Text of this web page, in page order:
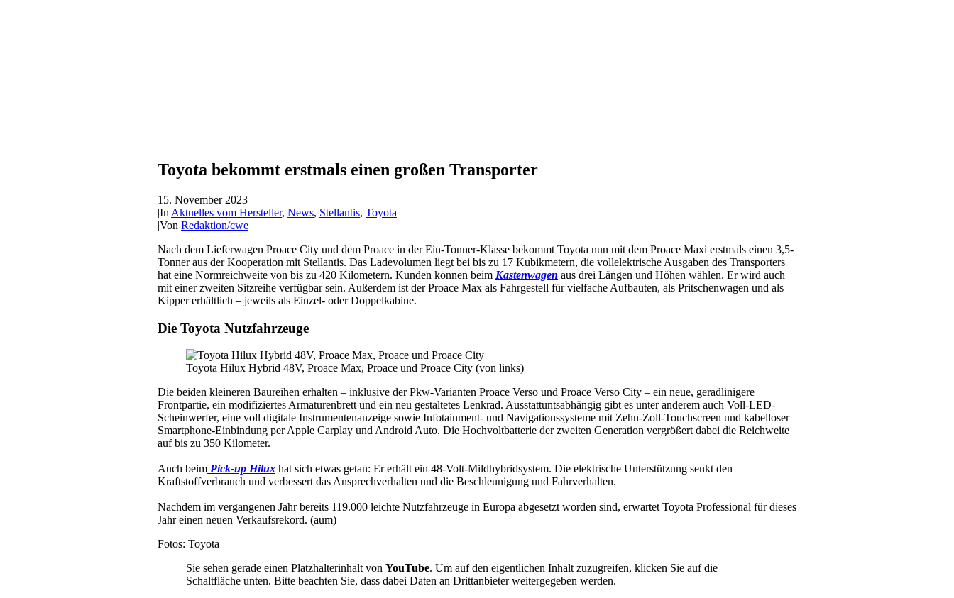
Toyota bekommt erstmals einen großen Transporter
15. November 2023
|In Aktuelles vom Hersteller, News, Stellantis, Toyota
|Von Redaktion/cwe
Nach dem Lieferwagen Proace City und dem Proace in der Ein-Tonner-Klasse bekommt Toyota nun mit dem Proace Maxi erstmals einen 3,5-
Tonner aus der Kooperation mit Stellantis. Das Ladevolumen liegt bei bis zu 17 Kubikmetern, die vollelektrische Ausgaben des Transporters
hat eine Normreichweite von bis zu 420 Kilometern. Kunden können beim Kastenwagen aus drei Längen und Höhen wählen. Er wird auch
mit einer zweiten Sitzreihe verfügbar sein. Außerdem ist der Proace Max als Fahrgestell für vielfache Aufbauten, als Pritschenwagen und als
Kipper erhältlich – jeweils als Einzel- oder Doppelkabine.
Die Toyota Nutzfahrzeuge
Toyota Hilux Hybrid 48V, Proace Max, Proace und Proace City (von links)
Die beiden kleineren Baureihen erhalten – inklusive der Pkw-Varianten Proace Verso und Proace Verso City – ein neue, geradlinigere
Frontpartie, ein modifiziertes Armaturenbrett und ein neu gestaltetes Lenkrad. Ausstattuntsabhängig gibt es unter anderem auch Voll-LED-
Scheinwerfer, eine voll digitale Instrumentenanzeige sowie Infotainment- und Navigationssysteme mit Zehn-Zoll-Touchscreen und kabelloser
Smartphone-Einbindung per Apple Carplay und Android Auto. Die Hochvoltbatterie der zweiten Generation vergrößert dabei die Reichweite
auf bis zu 350 Kilometer.
Auch beim Pick-up Hilux hat sich etwas getan: Er erhält ein 48-Volt-Mildhybridsystem. Die elektrische Unterstützung senkt den
Kraftstoffverbrauch und verbessert das Ansprechverhalten und die Beschleunigung und Fahrverhalten.
Nachdem im vergangenen Jahr bereits 119.000 leichte Nutzfahrzeuge in Europa abgesetzt worden sind, erwartet Toyota Professional für dieses
Jahr einen neuen Verkaufsrekord. (aum)
Fotos: Toyota
Sie sehen gerade einen Platzhalterinhalt von YouTube. Um auf den eigentlichen Inhalt zuzugreifen, klicken Sie auf die
Schaltfläche unten. Bitte beachten Sie, dass dabei Daten an Drittanbieter weitergegeben werden.